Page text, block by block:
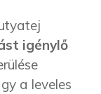
igénylő
a leveles